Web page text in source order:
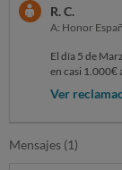
R. C.
A: Honor
El día 5 de
en casi 1.000€
en el sistemas
estado de mi
cargador. Tras
Ver
Mensajes (1)